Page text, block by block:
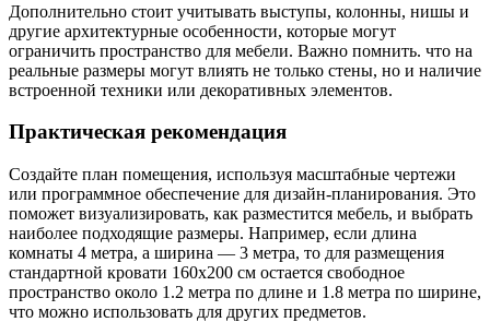
Дополнительно стоит учитывать выступы, колонны, нишы и
другие архитектурные особенности, которые могут
ограничить пространство для мебели. Важно помнить. что на
реальные размеры могут влиять не только стены, но и наличие
встроенной техники или декоративных элементов.
Практическая рекомендация
Создайте план помещения, используя масштабные чертежи
или программное обеспечение для дизайн-планирования. Это
поможет визуализировать, как разместится мебель, и выбрать
наиболее подходящие размеры. Например, если длина
комнаты 4 метра, а ширина — 3 метра, то для размещения
стандартной кровати 160х200 см остается свободное
пространство около 1.2 метра по длине и 1.8 метра по ширине,
что можно использовать для других предметов.